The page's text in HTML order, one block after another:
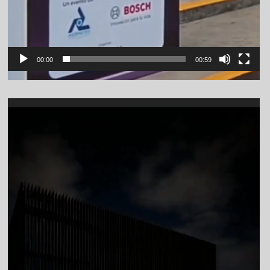
00:00 00:59